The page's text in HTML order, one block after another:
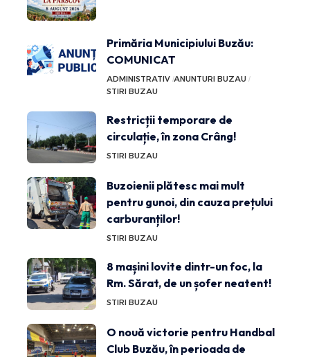
Primăria Municipiului Buzău:
COMUNICAT
ADMINISTRATIV ANUNTURI BUZAU
STIRI BUZAU
Restricții temporare de
circulație, în zona Crâng!
STIRI BUZAU
Buzoienii plătesc mai mult
pentru gunoi, din cauza prețului
carburanților!
STIRI BUZAU
8 mașini lovite dintr-un foc, la
Rm. Sărat, de un șofer neatent!
STIRI BUZAU
O nouă victorie pentru Handbal
Club Buzău, în perioada de